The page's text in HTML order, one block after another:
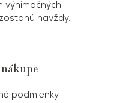
výnimočných
navždy.
podmienky